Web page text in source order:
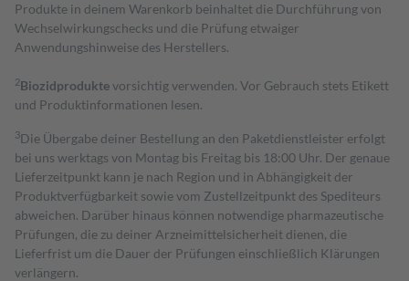
Produkte in deinem Warenkorb beinhaltet die Durchführung von
Wechselwirkungschecks und die Prüfung etwaiger
Anwendungshinweise des Herstellers.
2Biozidproduktevorsichtig verwenden. Vor Gebrauch stets Etikett
und Produktinformationen lesen.
3Die Übergabe deiner Bestellung an den Paketdienstleister erfolgt
bei uns werktags von Montag bis Freitag bis 18:00 Uhr. Der genaue
Lieferzeitpunkt kann je nach Region und in Abhängigkeit der
Produktverfügbarkeit sowie vom Zustellzeitpunkt des Spediteurs
abweichen. Darüber hinaus können notwendige pharmazeutische
Prüfungen, die zu deiner Arzneimittelsicherheit dienen, die
Lieferfrist um die Dauer der Prüfungen einschließlich Klärungen
verlängern.